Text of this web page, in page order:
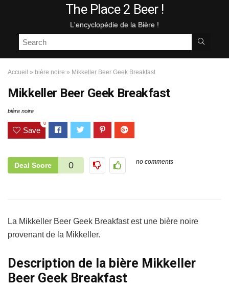
The Place 2 Beer !
L'encyclopédie de la Bière !
Accueil » bière noire » Mikkeller Beer Geek Breakfast
Mikkeller Beer Geek Breakfast
bière noire
Save
0
Deal Score 0 no comments
La Mikkeller Beer Geek Breakfast est une bière noire
provenant de la Mikkeller.
Description de la bière Mikkeller
Beer Geek Breakfast